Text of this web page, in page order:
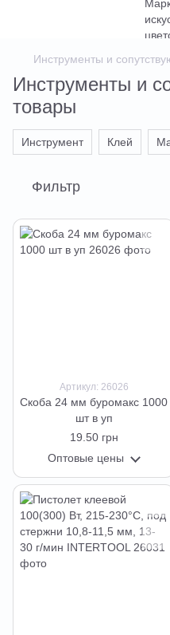
Инструменты и
Инструменты и
товары
Инструмент Клей
Фильтр
Артикул: 26026
Скоба 24 мм буромакс 1000
шт в уп
19.50 грн
Оптовые цены